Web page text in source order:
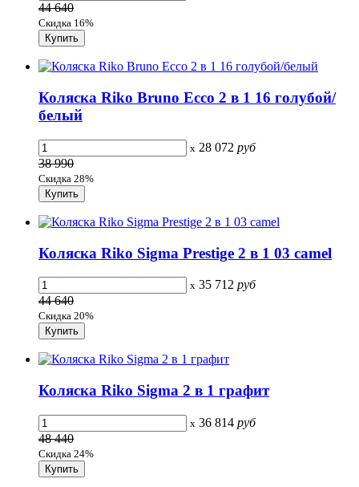
44 640
Скидка 16%
Коляска Riko Bruno Ecco 2 в 1 16 голубой/
белый
x 28 072 руб
38 990
Скидка 28%
Коляска Riko Sigma Prestige 2 в 1 03 camel
x 35 712 руб
44 640
Скидка 20%
Коляска Riko Sigma 2 в 1 графит
x 36 814 руб
48 440
Скидка 24%